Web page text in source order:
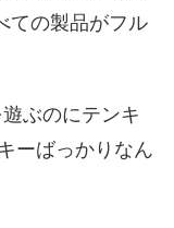
ての製品がフル
ぶのにテンキ
ーばっかりなん